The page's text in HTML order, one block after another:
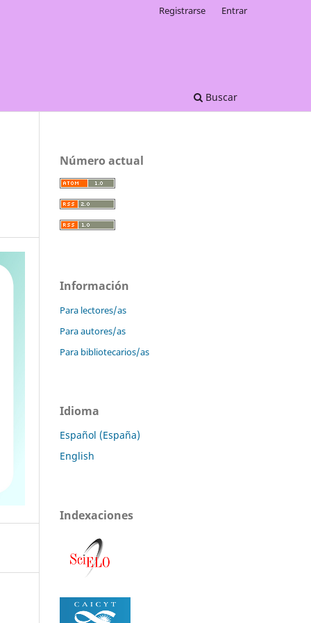
Buscar
Registrarse Entrar
Número actual
Información
Para lectores/as
Para autores/as
Para bibliotecarios/as
Idioma
Español (España)
English
Indexaciones